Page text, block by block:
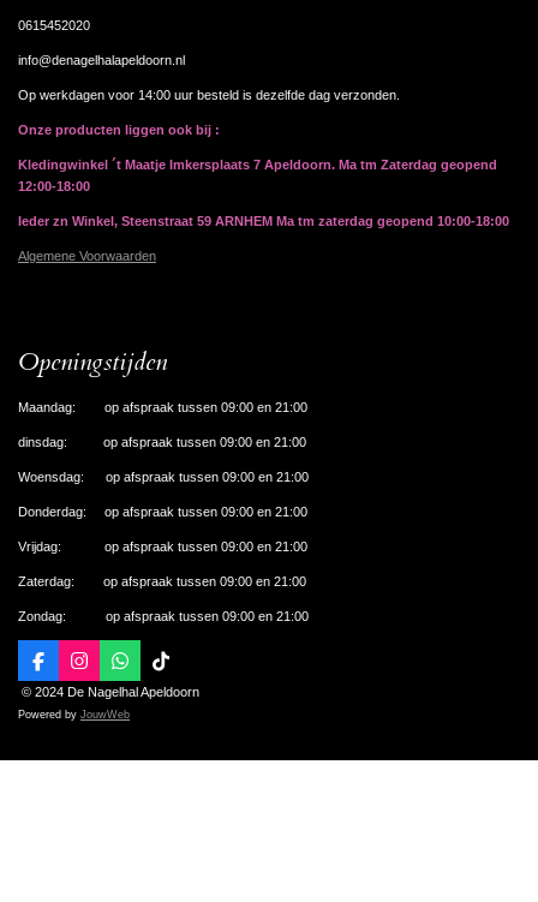
0615452020
info@denagelhalapeldoorn.nl
Op werkdagen voor 14:00 uur besteld is dezelfde dag verzonden.
Onze producten liggen ook bij :
Kledingwinkel ´t Maatje Imkersplaats 7 Apeldoorn. Ma tm Zaterdag geopend
12:00-18:00
Ieder zn Winkel, Steenstraat 59 ARNHEM Ma tm zaterdag geopend 10:00-18:00
Algemene Voorwaarden
Openingstijden
Maandag: op afspraak tussen 09:00 en 21:00
dinsdag: op afspraak tussen 09:00 en 21:00
Woensdag: op afspraak tussen 09:00 en 21:00
Donderdag: op afspraak tussen 09:00 en 21:00
Vrijdag: op afspraak tussen 09:00 en 21:00
Zaterdag: op afspraak tussen 09:00 en 21:00
Zondag: op afspraak tussen 09:00 en 21:00
F
a
e
o
I
n
t
g
W
h
t
A
T
i
k
© 2024 De Nagelhal Apeldoorn
Powered by JouwWeb